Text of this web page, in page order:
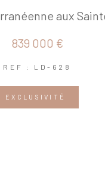
aux
839 000 €
REF : LD-628
EXCLUSIVITÉ